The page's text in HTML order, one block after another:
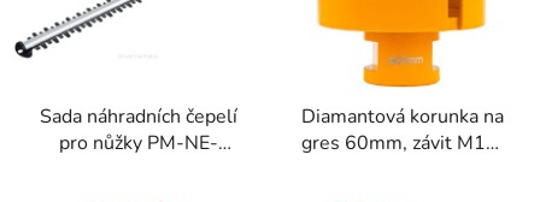
Sada náhradních čepelí
pro nůžky PM-NE-
Diamantová korunka na
gres 60mm, závit M14,